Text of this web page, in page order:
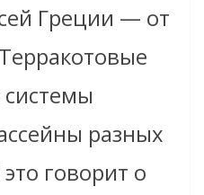
Греции — от
разных
говорит о